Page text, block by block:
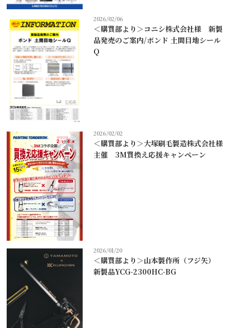
2026/02/06
＜購買部より＞コニシ株式会社様 新製
品発売のご案内/ボンド 土間目地シール
Q
2026/02/02
＜購買部より＞大塚刷毛製造株式会社様
主催 3M買換え応援キャンペーン
2026/01/20
＜購買部より＞山本製作所（フジ矢）
新製品YCG-2300HC-BG